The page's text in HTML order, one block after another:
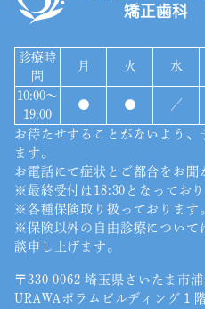
診療時
間
月 火 水
10:00〜
19:00
● ● ／
お待たせすることがないよう、
ます。
お電話にて症状とご都合をお聞
※最終受付は18:30となっており
※各種保険取り扱っております
※保険以外の自由診療について
談申し上げます。
〒330-0062 埼玉県さいたま市
URAWAポラムビルディング１